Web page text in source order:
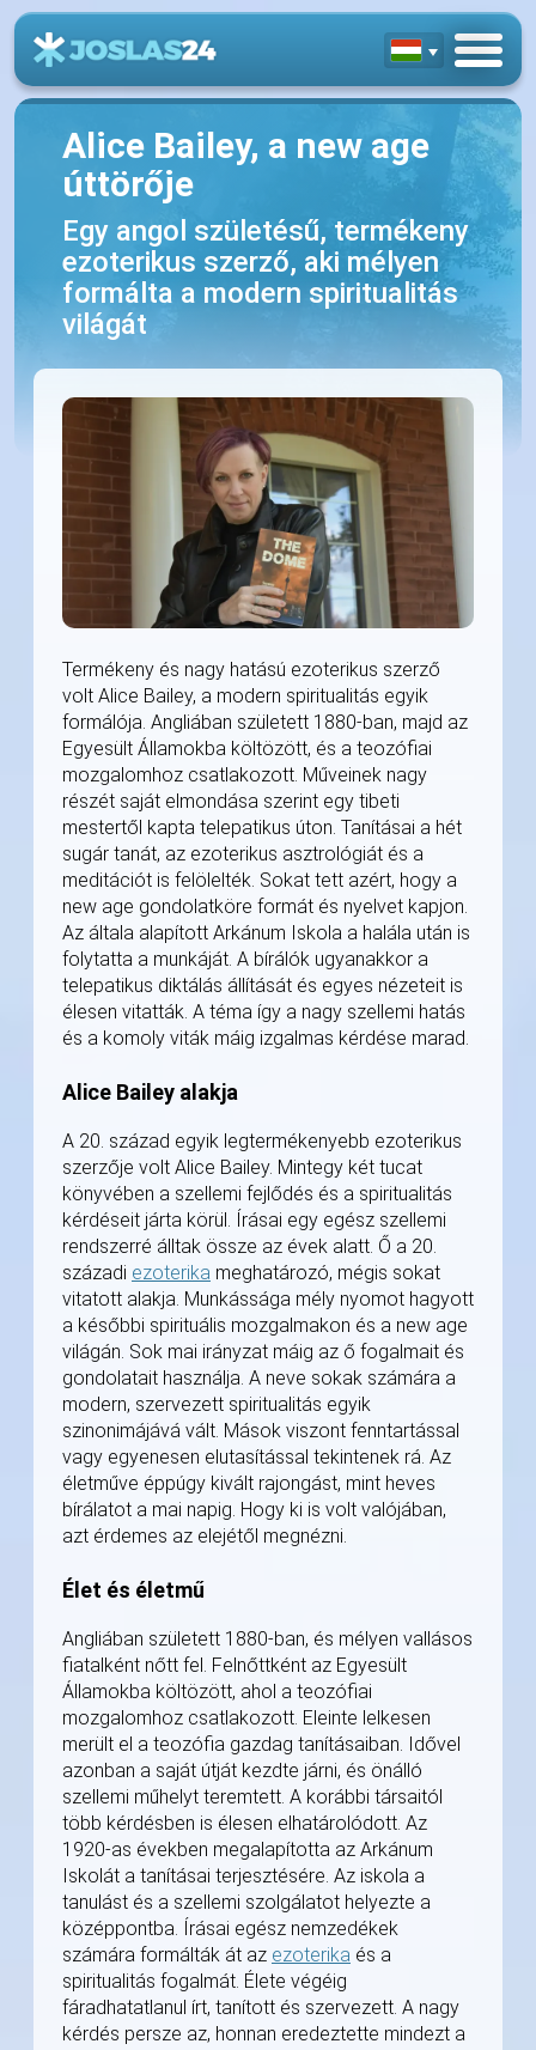
Alice Bailey, a new age
úttörője
Egy angol születésű, termékeny
ezoterikus szerző, aki mélyen
formálta a modern spiritualitás
világát
Termékeny és nagy hatású ezoterikus szerző
volt Alice Bailey, a modern spiritualitás egyik
formálója. Angliában született 1880-ban, majd az
Egyesült Államokba költözött, és a teozófiai
mozgalomhoz csatlakozott. Műveinek nagy
részét saját elmondása szerint egy tibeti
mestertől kapta telepatikus úton. Tanításai a hét
sugár tanát, az ezoterikus asztrológiát és a
meditációt is felölelték. Sokat tett azért, hogy a
new age gondolatköre formát és nyelvet kapjon.
Az általa alapított Arkánum Iskola a halála után is
folytatta a munkáját. A bírálók ugyanakkor a
telepatikus diktálás állítását és egyes nézeteit is
élesen vitatták. A téma így a nagy szellemi hatás
és a komoly viták máig izgalmas kérdése marad.
Alice Bailey alakja
A 20. század egyik legtermékenyebb ezoterikus
szerzője volt Alice Bailey. Mintegy két tucat
könyvében a szellemi fejlődés és a spiritualitás
kérdéseit járta körül. Írásai egy egész szellemi
rendszerré álltak össze az évek alatt. Ő a 20.
századi ezoterika meghatározó, mégis sokat
vitatott alakja. Munkássága mély nyomot hagyott
a későbbi spirituális mozgalmakon és a new age
világán. Sok mai irányzat máig az ő fogalmait és
gondolatait használja. A neve sokak számára a
modern, szervezett spiritualitás egyik
szinonimájává vált. Mások viszont fenntartással
vagy egyenesen elutasítással tekintenek rá. Az
életműve éppúgy kivált rajongást, mint heves
bírálatot a mai napig. Hogy ki is volt valójában,
azt érdemes az elejétől megnézni.
Élet és életmű
Angliában született 1880-ban, és mélyen vallásos
fiatalként nőtt fel. Felnőttként az Egyesült
Államokba költözött, ahol a teozófiai
mozgalomhoz csatlakozott. Eleinte lelkesen
merült el a teozófia gazdag tanításaiban. Idővel
azonban a saját útját kezdte járni, és önálló
szellemi műhelyt teremtett. A korábbi társaitól
több kérdésben is élesen elhatárolódott. Az
1920-as években megalapította az Arkánum
Iskolát a tanításai terjesztésére. Az iskola a
tanulást és a szellemi szolgálatot helyezte a
középpontba. Írásai egész nemzedékek
számára formálták át az ezoterika és a
spiritualitás fogalmát. Élete végéig
fáradhatatlanul írt, tanított és szervezett. A nagy
kérdés persze az, honnan eredeztette mindezt a